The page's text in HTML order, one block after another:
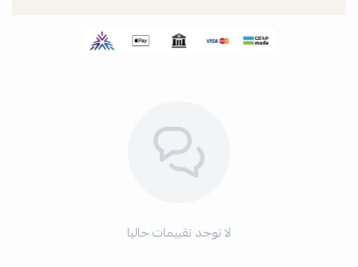
لا توجد تقييمات حاليا